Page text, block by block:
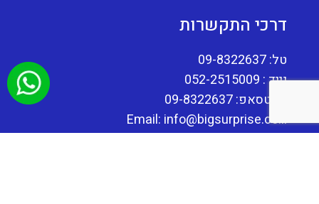
דרכי התקשרות
טל: 09-8322637
נייד : 052-2515009
וואטסאפ: 09-8322637
Email: info@bigsurprise.co.il